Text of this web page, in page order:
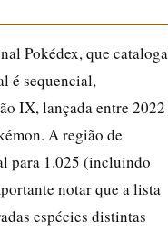
Pokédex, que cataloga
é sequencial,
IX, lançada entre 2022
A região de
para 1.025 (incluindo
notar que a lista
espécies distintas